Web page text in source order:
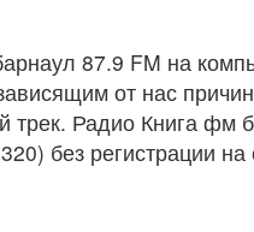
87.9 FM на
от нас
трек. Радио Книга фм
без регистрации на